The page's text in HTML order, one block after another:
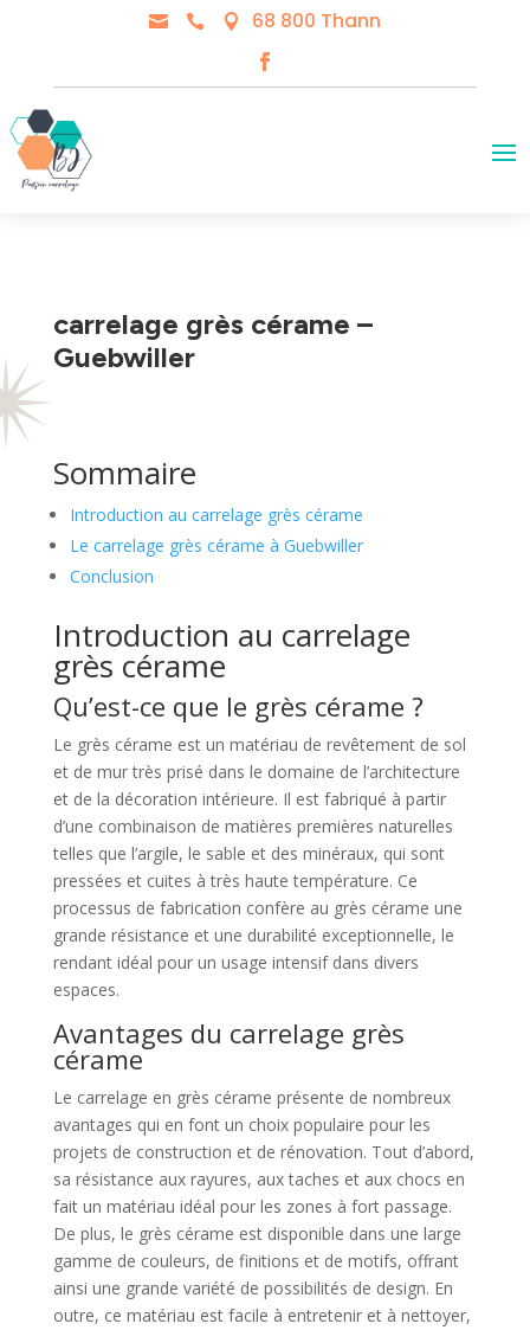
   68 800 Thann
carrelage grès cérame –
Guebwiller
Sommaire
Introduction au carrelage grès cérame
Le carrelage grès cérame à Guebwiller
Conclusion
Introduction au carrelage
grès cérame
Qu’est-ce que le grès cérame ?
Le grès cérame est un matériau de revêtement de sol
et de mur très prisé dans le domaine de l’architecture
et de la décoration intérieure. Il est fabriqué à partir
d’une combinaison de matières premières naturelles
telles que l’argile, le sable et des minéraux, qui sont
pressées et cuites à très haute température. Ce
processus de fabrication confère au grès cérame une
grande résistance et une durabilité exceptionnelle, le
rendant idéal pour un usage intensif dans divers
espaces.
Avantages du carrelage grès
cérame
Le carrelage en grès cérame présente de nombreux
avantages qui en font un choix populaire pour les
projets de construction et de rénovation. Tout d’abord,
sa résistance aux rayures, aux taches et aux chocs en
fait un matériau idéal pour les zones à fort passage.
De plus, le grès cérame est disponible dans une large
gamme de couleurs, de finitions et de motifs, offrant
ainsi une grande variété de possibilités de design. En
outre, ce matériau est facile à entretenir et à nettoyer,